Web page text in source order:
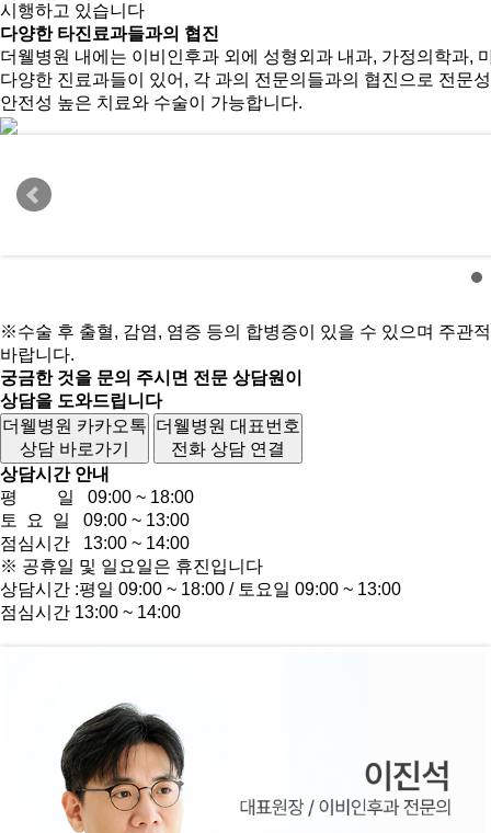
시행하고 있습니다
다양한 타진료과들과의 협진
더웰병원 내에는 이비인후과 외에 성형외과 내과, 가정의학과,
다양한 진료과들이 있어, 각 과의 전문의들과의 협진으로 전문
안전성 높은 치료와 수술이 가능합니다.
이비인후과라는 진료과 아래 귀, 코, 목 등의 세분화된 진료과
전문으로 맡은 4명의 전문의가 상주하고 있어 각 부위별로 전
※수술 후 출혈, 감염, 염증 등의 합병증이 있을 수 있으며 주관
바랍니다.
궁금한 것을 문의 주시면 전문 상담원이
상담을 도와드립니다
더웰병원 카카오톡
상담 바로가기
더웰병원 대표번호
전화 상담 연결
상담시간 안내
평 일
09:00 ~ 18:00
토 요 일
09:00 ~ 13:00
점심시간 13:00 ~ 14:00
※ 공휴일 및 일요일은 휴진입니다
상담시간 :평일 09:00 ~ 18:00 / 토요일 09:00 ~ 13:00
점심시간 13:00 ~ 14:00